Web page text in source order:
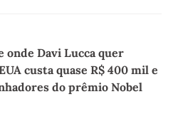
onde Davi Lucca quer
custa quase R$ 400 mil e
do prêmio Nobel